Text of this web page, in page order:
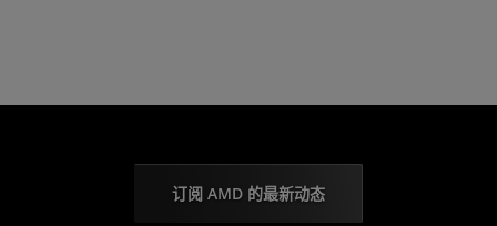
订阅 AMD 的最新动态